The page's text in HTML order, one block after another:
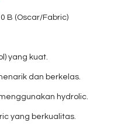
B (Oscar/Fabric)
yang kuat.
dan berkelas.
hydrolic.
yang berkualitas.